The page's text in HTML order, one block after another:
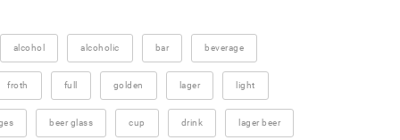
alcohol alcoholic bar beverage
froth full golden lager light
beer glass cup drink lager beer